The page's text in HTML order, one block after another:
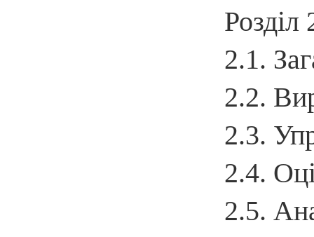
Розділ
2.1.
2.2.
2.3.
2.4.
2.5.